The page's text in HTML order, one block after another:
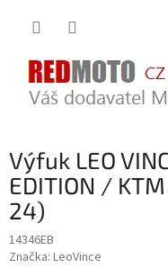
Výfuk LEO
EDITION /
24)
14346EB
Značka: LeoVince